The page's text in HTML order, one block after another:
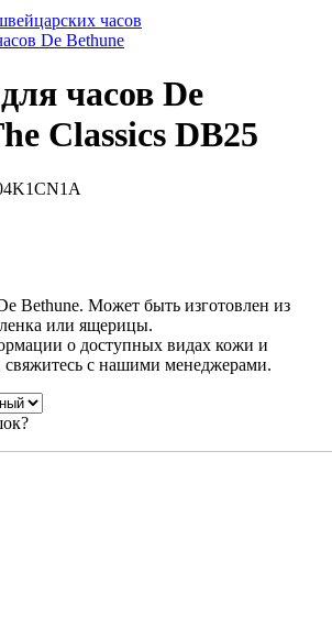
часов
De Bethune
часов De
Classics DB25
Bethune. Может быть изготовлен из
или ящерицы.
о доступных видах кожи и
свяжитесь с нашими менеджерами.